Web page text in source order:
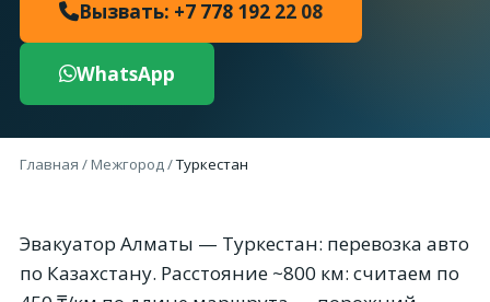
Вызвать: +7 778 192 22 08
WhatsApp
Главная /Межгород/Туркестан
Эвакуатор Алматы — Туркестан: перевозка авто
по Казахстану. Расстояние ~800 км: считаем по